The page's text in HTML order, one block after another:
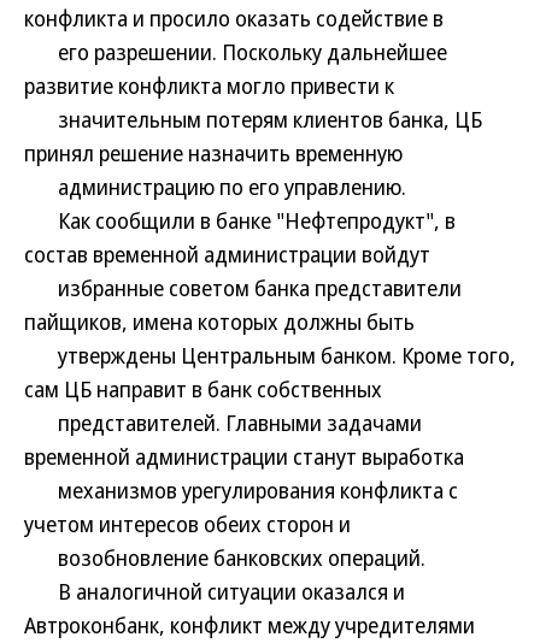
конфликта и просило оказать содействие в
его разрешении. Поскольку дальнейшее
развитие конфликта могло привести к
значительным потерям клиентов банка, ЦБ
принял решение назначить временную
администрацию по его управлению.
Как сообщили в банке "Нефтепродукт", в
состав временной администрации войдут
избранные советом банка представители
пайщиков, имена которых должны быть
утверждены Центральным банком. Кроме того,
сам ЦБ направит в банк собственных
представителей. Главными задачами
временной администрации станут выработка
механизмов урегулирования конфликта с
учетом интересов обеих сторон и
возобновление банковских операций.
В аналогичной ситуации оказался и
Автроконбанк, конфликт между учредителями